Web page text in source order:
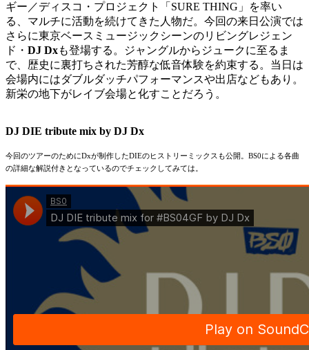
ギー／ディスコ・プロジェクト「SURE THING」を率い
る、マルチに活動を続けてきた人物だ。今回の来日公演では
さらに東京ベースミュージックシーンのリビングレジェン
ド・ DJ Dxも登場する。ジャングルからジュークに至るま
で、歴史に裏打ちされた芳醇な低音体験を約束する。 当日は
会場内にはダブルダッチパフォーマンスや出店などもあり。
新栄の地下がレイブ会場と化すことだろう。
DJ DIE tribute mix by DJ Dx
今回のツアーのためにDxが制作したDIEのヒストリーミックスも公開。 BS0による各曲
の詳細な解説付きとなっているのでチェックしてみては。